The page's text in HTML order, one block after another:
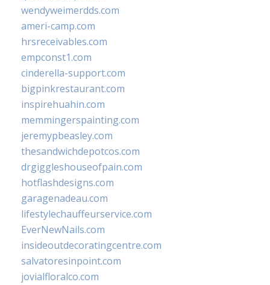
wendyweimerdds.com
ameri-camp.com
hrsreceivables.com
empconst1.com
cinderella-support.com
bigpinkrestaurant.com
inspirehuahin.com
memmingerspainting.com
jeremypbeasley.com
thesandwichdepotcos.com
drgiggleshouseofpain.com
hotflashdesigns.com
garagenadeau.com
lifestylechauffeurservice.com
EverNewNails.com
insideoutdecoratingcentre.com
salvatoresinpoint.com
jovialfloralco.com